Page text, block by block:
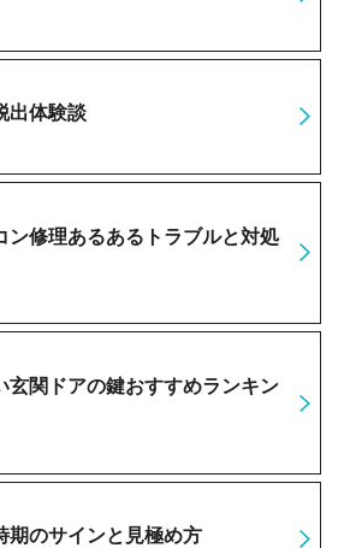
出体験談
ン修理あるあるトラブルと対処
玄関ドアの鍵おすすめランキン
期のサインと見極め方